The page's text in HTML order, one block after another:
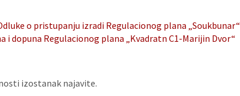
o pristupanju izradi Regulacionog plana „Soukbunar“
dopuna Regulacionog plana „Kvadratn C1-Marijin Dvor“
izostanak najavite.